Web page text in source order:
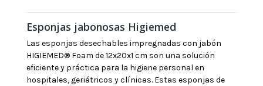
Esponjas jabonosas Higiemed
Las esponjas desechables impregnadas con jabón
HIGIEMED® Foam de 12x20x1 cm son una solución
eficiente y práctica para la higiene personal en
hospitales, geriátricos y clínicas. Estas esponjas de